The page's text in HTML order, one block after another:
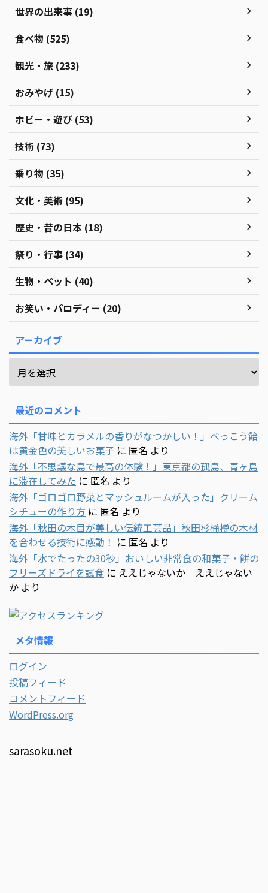
世界の出来事 (19)
食べ物 (525)
観光・旅 (233)
おみやげ (15)
ホビー・遊び (53)
技術 (73)
乗り物 (35)
文化・美術 (95)
歴史・昔の日本 (18)
祭り・行事 (34)
生物・ペット (40)
お笑い・パロディー (20)
アーカイブ
最近のコメント
海外「甘味とカラメルの香りがなつかしい！」べっこう飴
は黄金色の美しいお菓子 に 匿名 より
海外「不思議な島で最高の体験！」東京都の孤島、青ヶ島
に滞在してみた に 匿名 より
海外「ゴロゴロ野菜とマッシュルームが入った」クリーム
シチューの作り方 に 匿名 より
海外「秋田の木目が美しい伝統工芸品」秋田杉桶樽の木材
を合わせる技術に感動！ に 匿名 より
海外「水でたったの30秒」おいしい非常食の和菓子・餅の
フリーズドライを試食 に ええじゃないか ええじゃない
か より
メタ情報
ログイン
投稿フィード
コメントフィード
WordPress.org
sarasoku.net